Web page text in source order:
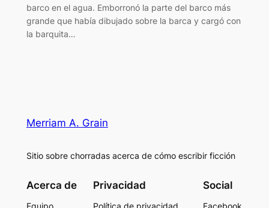
barco en el agua. Emborronó la parte del barco más
grande que había dibujado sobre la barca y cargó con
la barquita…
Merriam A. Grain
Sitio sobre chorradas acerca de cómo escribir ficción
Acerca de Privacidad Social